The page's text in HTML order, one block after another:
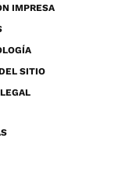
IMPRESA
SITIO